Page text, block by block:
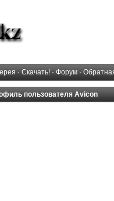
· Скачать! · Форум ·
пользователя Avicon